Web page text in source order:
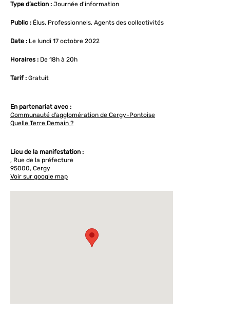
Type d’action : Journée d'information
Public : Élus, Professionnels, Agents des collectivités
Date : Le lundi 17 octobre 2022
Horaires : De 18h à 20h
Tarif : Gratuit
En partenariat avec :
Communauté d’agglomération de Cergy-Pontoise
Quelle Terre Demain ?
Lieu de la manifestation :
, Rue de la préfecture
95000, Cergy
Voir sur google map